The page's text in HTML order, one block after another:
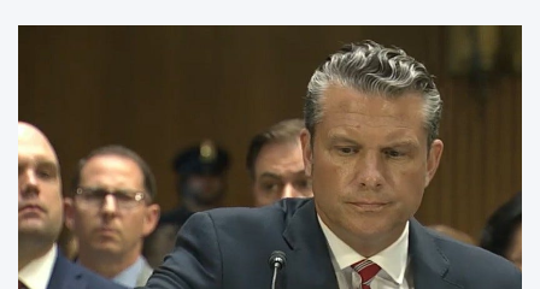
(Wall Street Journal)